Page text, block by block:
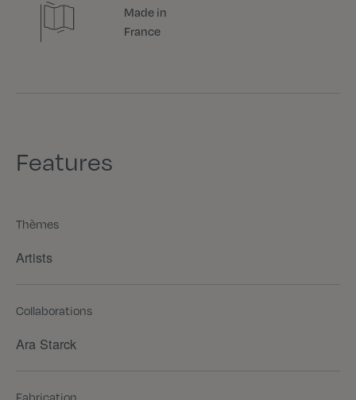
Made in
France
Features
Thèmes
Artists
Collaborations
Ara Starck
Fabrication